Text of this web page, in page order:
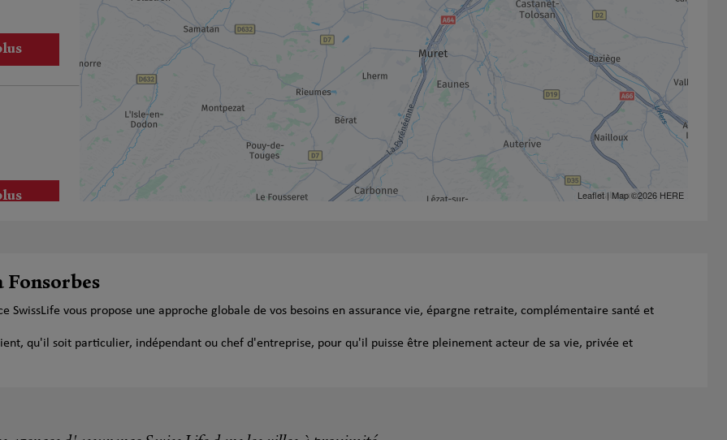
Leaflet| Map ©2026 HERE
Fonsorbes
SwissLife vous propose une approche globale de vos besoins en assurance vie, épargne retraite, complémentaire santé et
qu'il soit particulier, indépendant ou chef d'entreprise, pour qu'il puisse être pleinement acteur de sa vie, privée et